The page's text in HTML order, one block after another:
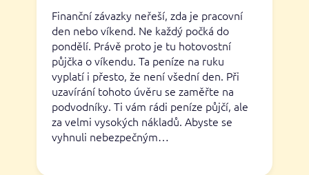
Finanční závazky neřeší, zda je pracovní
den nebo víkend. Ne každý počká do
pondělí. Právě proto je tu hotovostní
půjčka o víkendu. Ta peníze na ruku
vyplatí i přesto, že není všední den. Při
uzavírání tohoto úvěru se zaměřte na
podvodníky. Ti vám rádi peníze půjčí, ale
za velmi vysokých nákladů. Abyste se
vyhnuli nebezpečným…